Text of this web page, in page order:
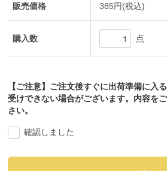
販売価格 385円(税込)
購入数 点
【ご注意】ご注文後すぐに出荷準備に入
受けできない場合がございます。内容を
さい。
確認しました